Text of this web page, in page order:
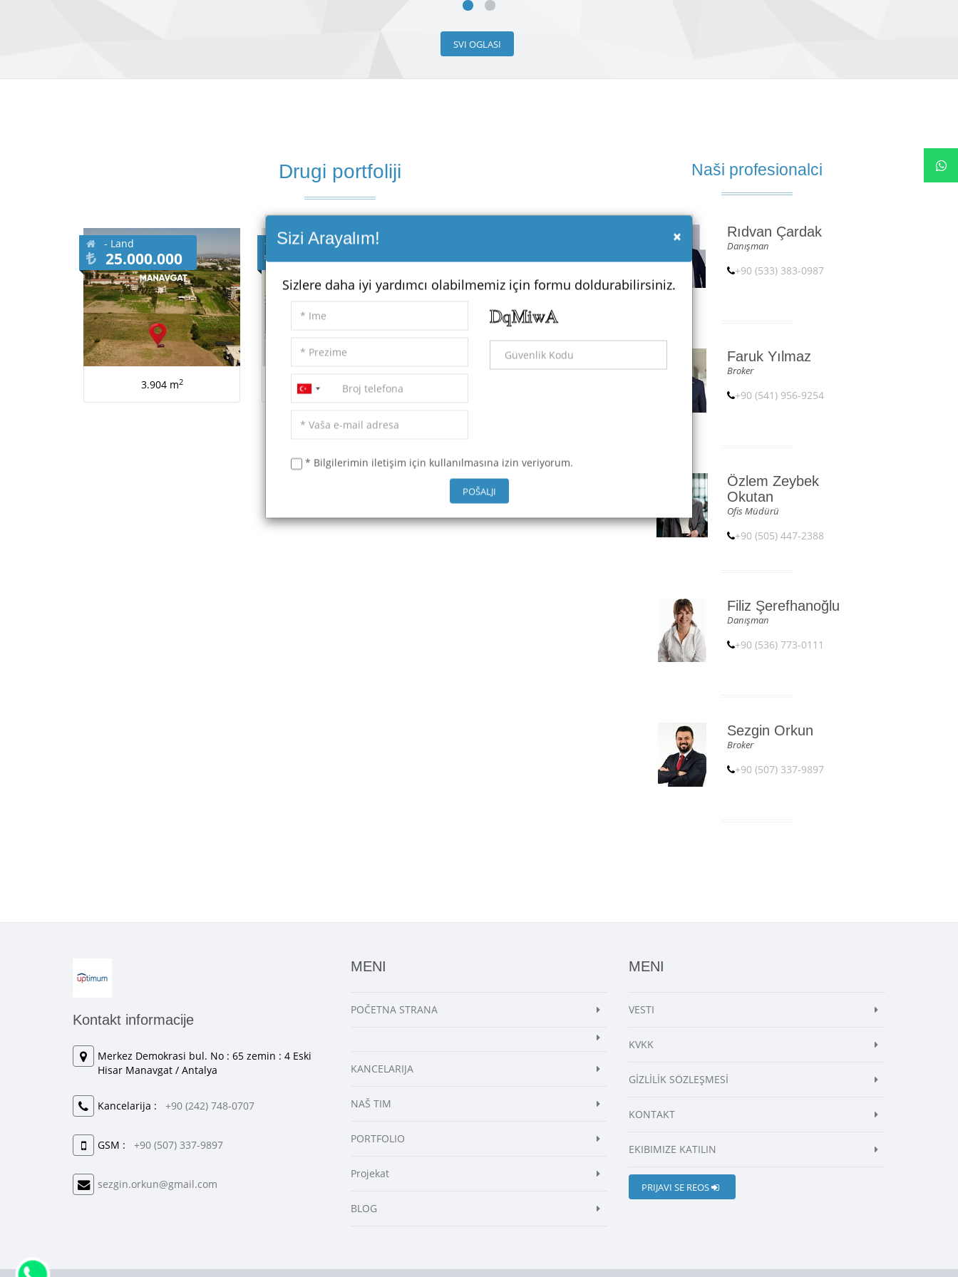
SVI OGLASI
Drugi portfoliji
- Land
25.000.000
3.904 m2
- Land
7.200.000
653 m
Naši profesionalci
Rıdvan Çardak
Danışman
+90 (533) 383-0987
Faruk Yılmaz
Broker
+90 (541) 956-9254
Özlem Zeybek
Okutan
Ofis Müdürü
+90 (505) 447-2388
Filiz Şerefhanoğlu
Danışman
+90 (536) 773-0111
Sezgin Orkun
Broker
+90 (507) 337-9897
Sizi Arayalım! ×
Sizlere daha iyi yardımcı olabilmemiz için formu doldurabilirsiniz.
* Bilgilerimin iletişim için kullanılmasına izin veriyorum.
POŠALJI
Kontakt informacije
Merkez Demokrasi bul. No : 65 zemin : 4 Eski
Hisar Manavgat / Antalya
Kancelarija : +90 (242) 748-0707
GSM : +90 (507) 337-9897
sezgin.orkun@gmail.com
MENI
POČETNA STRANA
KANCELARIJA
NAŠ TIM
PORTFOLIO
Projekat
BLOG
MENI
VESTI
KVKK
GİZLİLİK SÖZLEŞMESİ
KONTAKT
EKIBIMIZE KATILIN
PRIJAVI SE REOS